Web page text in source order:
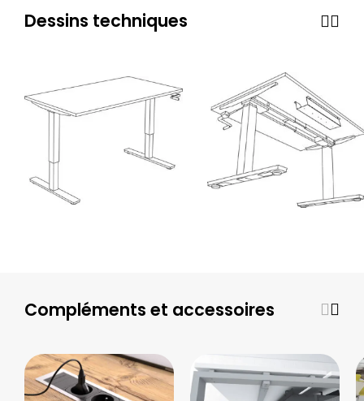
Dessins techniques
Compléments et accessoires